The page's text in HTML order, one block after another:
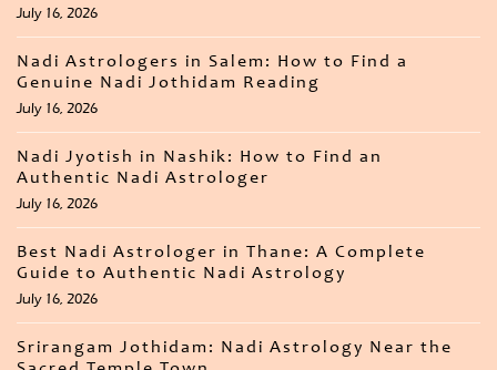
July 16, 2026
Nadi Astrologers in Salem: How to Find a
Genuine Nadi Jothidam Reading
July 16, 2026
Nadi Jyotish in Nashik: How to Find an
Authentic Nadi Astrologer
July 16, 2026
Best Nadi Astrologer in Thane: A Complete
Guide to Authentic Nadi Astrology
July 16, 2026
Srirangam Jothidam: Nadi Astrology Near the